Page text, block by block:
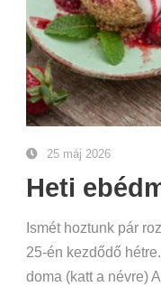
25 máj 2026
Heti
Ismét hoztunk pár
25-én kezdődő
doma (katt a névre)